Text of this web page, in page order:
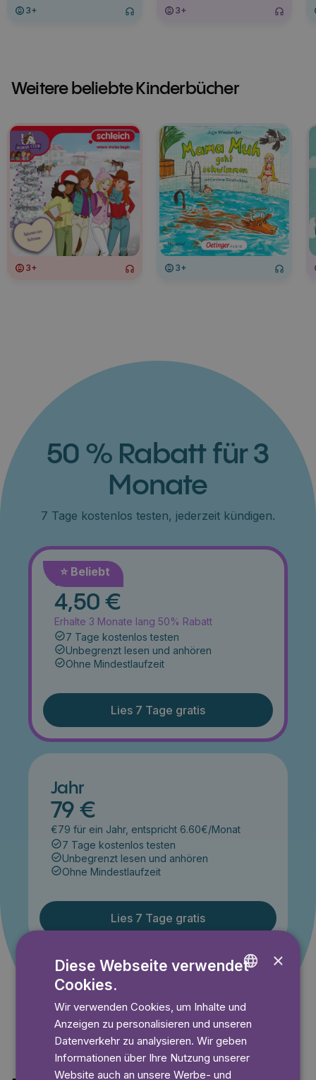
3+ 3+
Weitere beliebte Kinderbücher
3+ 3+
50 % Rabatt für 3
Monate
7 Tage kostenlos testen, jederzeit kündigen.
⭐️ Beliebt
Monat
4,50 €
Erhalte 3 Monate lang 50% Rabatt
7 Tage kostenlos testen
Unbegrenzt lesen und anhören
Ohne Mindestlaufzeit
Lies 7 Tage gratis
Jahr
79 €
€79 für ein Jahr, entspricht 6.60€/Monat
7 Tage kostenlos testen
Unbegrenzt lesen und anhören
Ohne Mindestlaufzeit
Lies 7 Tage gratis
GERMAN
×
Diese Webseite verwendet
Cookies.
Wir verwenden Cookies, um Inhalte und
Anzeigen zu personalisieren und unseren
Datenverkehr zu analysieren. Wir geben
Informationen über Ihre Nutzung unserer
Website auch an unsere Werbe- und